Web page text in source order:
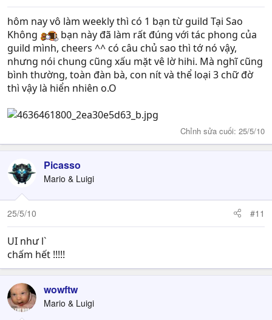
hôm nay vô làm weekly thì có 1 bạn từ guild Tại Sao
Không
bạn này đã làm rất đúng với tác phong của
guild mình, cheers ^^ có câu chủ sao thì tớ nó vậy,
nhưng nói chung cũng xấu mặt vê lờ hihi. Mà nghĩ cũng
bình thường, toàn đàn bà, con nít và thể loại 3 chữ đờ
thì vậy là hiển nhiên o.O
Chỉnh sửa cuối: 25/5/10
Picasso
Mario & Luigi
25/5/10 #11
UI như l`
chấm hết !!!!!
wowftw
Mario & Luigi